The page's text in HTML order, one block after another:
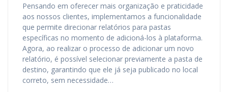
Pensando em oferecer mais organização e praticidade
aos nossos clientes, implementamos a funcionalidade
que permite direcionar relatórios para pastas
específicas no momento de adicioná-los à plataforma.
Agora, ao realizar o processo de adicionar um novo
relatório, é possível selecionar previamente a pasta de
destino, garantindo que ele já seja publicado no local
correto, sem necessidade…